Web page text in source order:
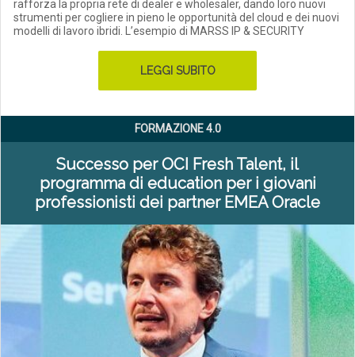
rafforza la propria rete di dealer e wholesaler, dando loro nuovi
strumenti per cogliere in pieno le opportunità del cloud e dei nuovi
modelli di lavoro ibridi. L’esempio di MARSS IP & SECURITY
LEGGI SUBITO
FORMAZIONE 4­.0
Successo per OCI Fresh Talent, il
programma di education per i giovani
professionisti dei partner EMEA Oracle